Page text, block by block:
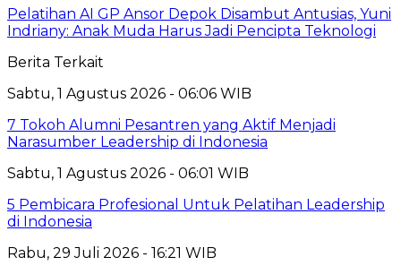
Pelatihan AI GP Ansor Depok Disambut Antusias, Yuni
Indriany: Anak Muda Harus Jadi Pencipta Teknologi
Berita Terkait
Sabtu, 1 Agustus 2026 - 06:06 WIB
7 Tokoh Alumni Pesantren yang Aktif Menjadi
Narasumber Leadership di Indonesia
Sabtu, 1 Agustus 2026 - 06:01 WIB
5 Pembicara Profesional Untuk Pelatihan Leadership
di Indonesia
Rabu, 29 Juli 2026 - 16:21 WIB